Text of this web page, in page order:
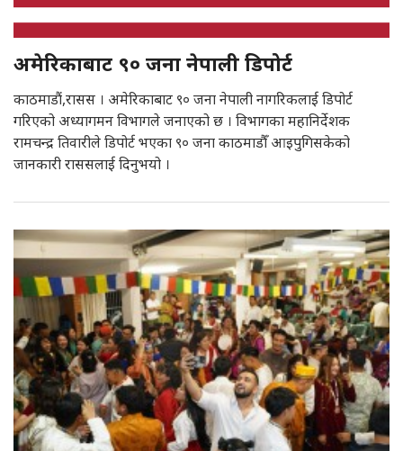
अमेरिकाबाट ९० जना नेपाली डिपोर्ट
काठमाडौं,रासस । अमेरिकाबाट ९० जना नेपाली नागरिकलाई डिपोर्ट
गरिएको अध्यागमन विभागले जनाएको छ । विभागका महानिर्देशक
रामचन्द्र तिवारीले डिपोर्ट भएका ९० जना काठमाडौँ आइपुगिसकेको
जानकारी राससलाई दिनुभयो ।